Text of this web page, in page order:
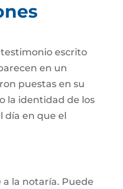
escrito
en un
puestas en su
la identidad de los
día en que el
la notaría. Puede